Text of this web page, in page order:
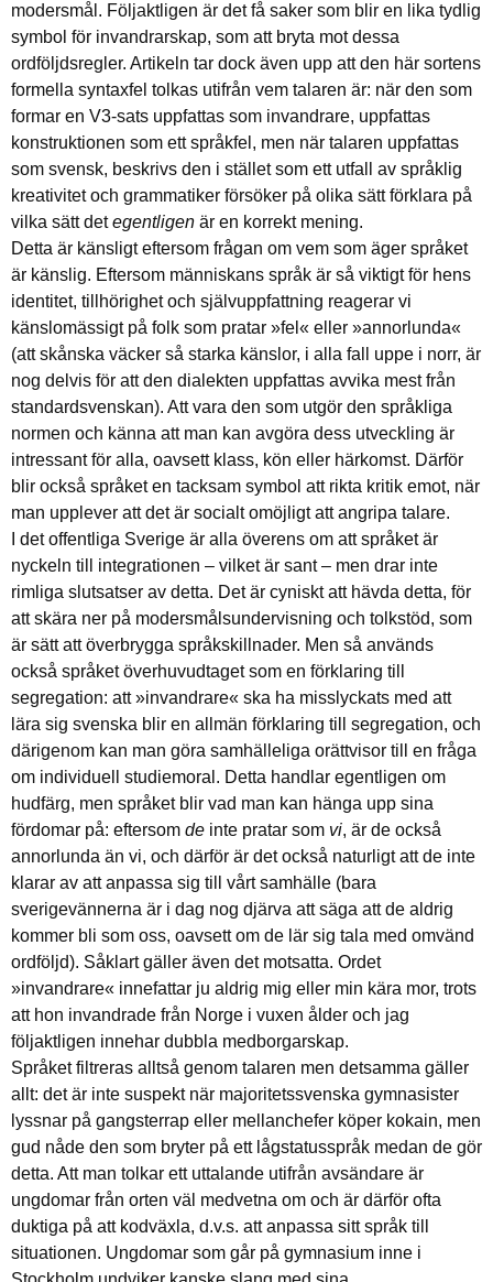
modersmål. Följaktligen är det få saker som blir en lika tydlig
symbol för invandrarskap, som att bryta mot dessa
ordföljdsregler. Artikeln tar dock även upp att den här sortens
formella syntaxfel tolkas utifrån vem talaren är: när den som
formar en V3-sats uppfattas som invandrare, uppfattas
konstruktionen som ett språkfel, men när talaren uppfattas
som svensk, beskrivs den i stället som ett utfall av språklig
kreativitet och grammatiker försöker på olika sätt förklara på
vilka sätt detegentligen är en korrekt mening.
Detta är känsligt eftersom frågan om vem som äger språket
är känslig. Eftersom människans språk är så viktigt för hens
identitet, tillhörighet och självuppfattning reagerar vi
känslomässigt på folk som pratar »fel« eller »annorlunda«
(att skånska väcker så starka känslor, i alla fall uppe i norr, är
nog delvis för att den dialekten uppfattas avvika mest från
standardsvenskan). Att vara den som utgör den språkliga
normen och känna att man kan avgöra dess utveckling är
intressant för alla, oavsett klass, kön eller härkomst. Därför
blir också språket en tacksam symbol att rikta kritik emot, när
man upplever att det är socialt omöjligt att angripa talare.
I det offentliga Sverige är alla överens om att språket är
nyckeln till integrationen – vilket är sant – men drar inte
rimliga slutsatser av detta. Det är cyniskt att hävda detta, för
att skära ner på modersmålsundervisning och tolkstöd, som
är sätt att överbrygga språkskillnader. Men så används
också språket överhuvudtaget som en förklaring till
segregation: att »invandrare« ska ha misslyckats med att
lära sig svenska blir en allmän förklaring till segregation, och
därigenom kan man göra samhälleliga orättvisor till en fråga
om individuell studiemoral. Detta handlar egentligen om
hudfärg, men språket blir vad man kan hänga upp sina
fördomar på: eftersom de inte pratar som vi, är de också
annorlunda än vi, och därför är det också naturligt att de inte
klarar av att anpassa sig till vårt samhälle (bara
sverigevännerna är i dag nog djärva att säga att de aldrig
kommer bli som oss, oavsett om de lär sig tala med omvänd
ordföljd). Såklart gäller även det motsatta. Ordet
»invandrare« innefattar ju aldrig mig eller min kära mor, trots
att hon invandrade från Norge i vuxen ålder och jag
följaktligen innehar dubbla medborgarskap.
Språket filtreras alltså genom talaren men detsamma gäller
allt: det är inte suspekt när majoritetssvenska gymnasister
lyssnar på gangsterrap eller mellanchefer köper kokain, men
gud nåde den som bryter på ett lågstatusspråk medan de gör
detta. Att man tolkar ett uttalande utifrån avsändare är
ungdomar från orten väl medvetna om och är därför ofta
duktiga på att kodväxla, d.v.s. att anpassa sitt språk till
situationen. Ungdomar som går på gymnasium inne i